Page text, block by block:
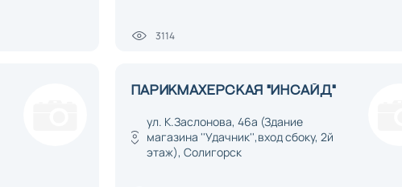
3114
ПАРИКМАХЕРСКАЯ "ИНСАЙД"
ул. К.Заслонова, 46а (Здание
магазина ''Удачник'',вход сбоку, 2й
этаж), Солигорск